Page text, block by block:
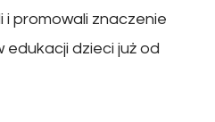
promowali znaczenie
edukacji dzieci już od